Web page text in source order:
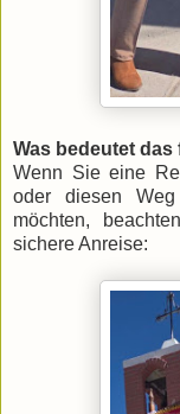
Was bedeutet das
​Wenn Sie eine
oder diesen
möchten,
sichere Anreise: